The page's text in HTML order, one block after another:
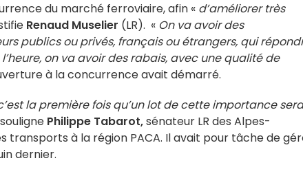
du marché ferroviaire, afin « d’améliorer très
Renaud Muselier (LR). « On va avoir des
publics ou privés, français ou étrangers, qui
on va avoir des rabais, avec une qualité de
à la concurrence avait démarré.
la première fois qu’un lot de cette importance
Philippe Tabarot,sénateur LR des Alpes-
à la région PACA. Il avait pour tâche de
dernier.